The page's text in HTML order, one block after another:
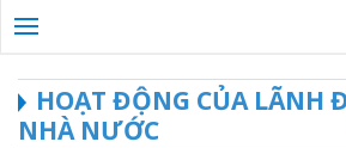
HOẠT ĐỘNG CỦA LÃNH
NHÀ NƯỚC